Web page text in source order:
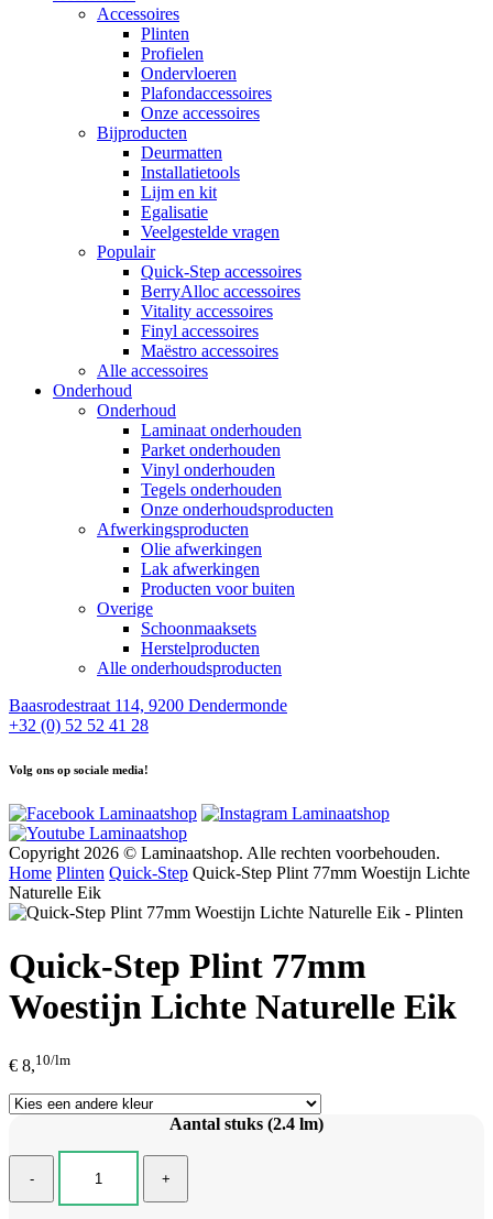
Accessoires
Plinten
Profielen
Ondervloeren
Plafondaccessoires
Onze accessoires
Bijproducten
Deurmatten
Installatietools
Lijm en kit
Egalisatie
Veelgestelde vragen
Populair
Quick-Step accessoires
BerryAlloc accessoires
Vitality accessoires
Finyl accessoires
Maëstro accessoires
Alle accessoires
Onderhoud
Onderhoud
Laminaat onderhouden
Parket onderhouden
Vinyl onderhouden
Tegels onderhouden
Onze onderhoudsproducten
Afwerkingsproducten
Olie afwerkingen
Lak afwerkingen
Producten voor buiten
Overige
Schoonmaaksets
Herstelproducten
Alle onderhoudsproducten
Baasrodestraat 114, 9200 Dendermonde
+32 (0) 52 52 41 28
Volg ons op sociale media!
Copyright 2026 © Laminaatshop. Alle rechten voorbehouden.
Home Plinten Quick-Step Quick-Step Plint 77mm Woestijn Lichte
Naturelle Eik
Quick-Step Plint 77mm
Woestijn Lichte Naturelle Eik
€ 8,10/lm
Aantal stuks (2.4 lm)
- +